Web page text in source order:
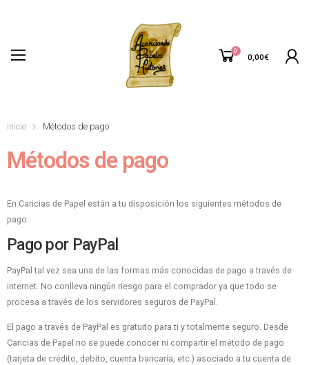
0
0,00€
Inicio Métodos de pago
Métodos de pago
En Caricias de Papel están a tu disposición los siguientes métodos de
pago:
Pago por PayPal
PayPal tal vez sea una de las formas más conocidas de pago a través de
internet. No conlleva ningún riesgo para el comprador ya que todo se
procesa a través de los servidores seguros de PayPal.
El pago a través de PayPal es gratuito para ti y totalmente seguro. Desde
Caricias de Papel no se puede conocer ni compartir el método de pago
(tarjeta de crédito, debito, cuenta bancaria, etc.) asociado a tu cuenta de